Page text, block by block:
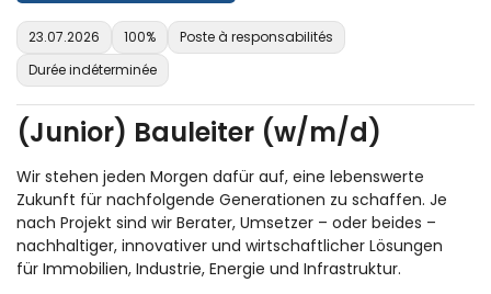
23.07.2026 100%
Poste à responsabilités
Durée indéterminée
(Junior) Bauleiter (w/m/d)
Wir stehen jeden Morgen dafür auf, eine lebenswerte
Zukunft für nachfolgende Generationen zu schaffen. Je
nach Projekt sind wir Berater, Umsetzer – oder beides –
nachhaltiger, innovativer und wirtschaftlicher Lösungen
für Immobilien, Industrie, Energie und Infrastruktur.